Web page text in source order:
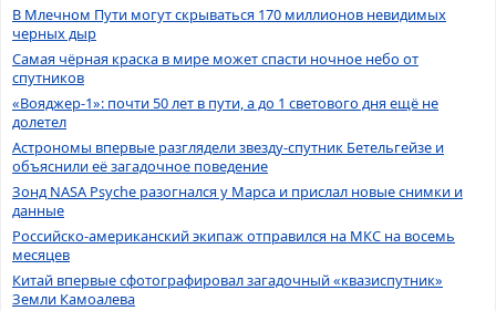
В Млечном Пути могут скрываться 170 миллионов невидимых
черных дыр
Самая чёрная краска в мире может спасти ночное небо от
спутников
«Вояджер-1»: почти 50 лет в пути, а до 1 светового дня ещё не
долетел
Астрономы впервые разглядели звезду-спутник Бетельгейзе и
объяснили её загадочное поведение
Зонд NASA Psyche разогнался у Марса и прислал новые снимки и
данные
Российско-американский экипаж отправился на МКС на восемь
месяцев
Китай впервые сфотографировал загадочный «квазиспутник»
Земли Камоалева